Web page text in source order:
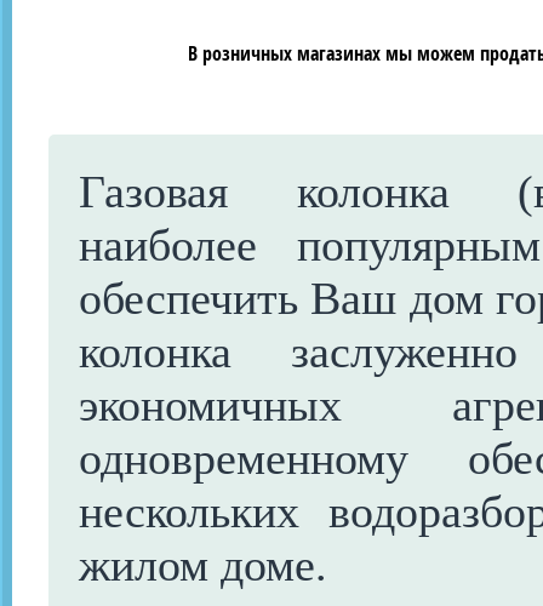
В розничных магазинах мы можем
Газовая колонка
наиболее
обеспечить Ваш дом
колонка
экономичных
одновременному
нескольких
жилом доме.